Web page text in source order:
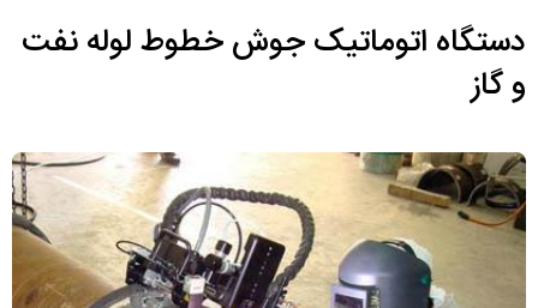
دستگاه اتوماتیک جوش خطوط لوله نفت
و گاز